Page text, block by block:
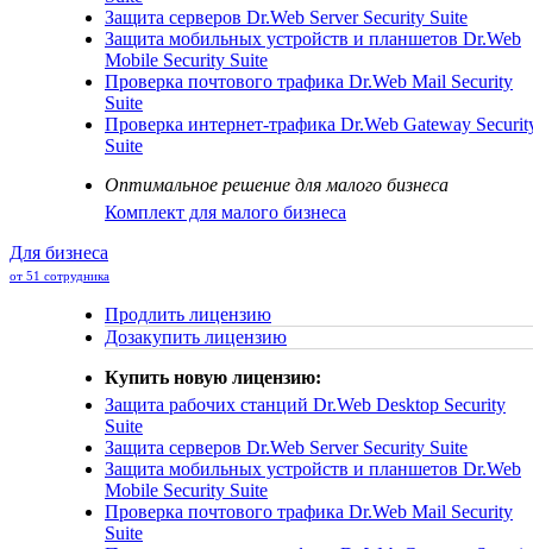
Защита серверов Dr.Web Server Security Suite
Защита мобильных устройств и планшетов Dr.Web
Mobile Security Suite
Проверка почтового трафика Dr.Web Mail Security
Suite
Проверка интернет-трафика Dr.Web Gateway
Suite
Оптимальное решение для малого бизнеса
Комплект для малого бизнеса
Для бизнеса
от 51 сотрудника
Продлить лицензию
Дозакупить лицензию
Купить новую лицензию:
Защита рабочих станций Dr.Web Desktop Security
Suite
Защита серверов Dr.Web Server Security Suite
Защита мобильных устройств и планшетов Dr.Web
Mobile Security Suite
Проверка почтового трафика Dr.Web Mail Security
Suite